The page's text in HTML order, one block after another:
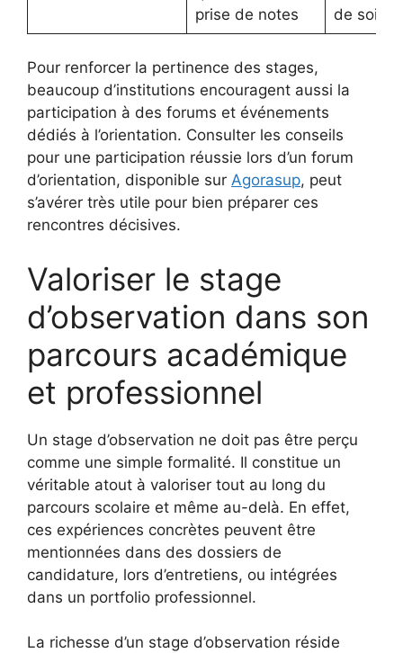
prise de notes
de soi
Pour renforcer la pertinence des stages,
beaucoup d’institutions encouragent aussi la
participation à des forums et événements
dédiés à l’orientation. Consulter les conseils
pour une participation réussie lors d’un forum
d’orientation, disponible sur Agorasup, peut
s’avérer très utile pour bien préparer ces
rencontres décisives.
Valoriser le stage
d’observation dans son
parcours académique
et professionnel
Un stage d’observation ne doit pas être perçu
comme une simple formalité. Il constitue un
véritable atout à valoriser tout au long du
parcours scolaire et même au-delà. En effet,
ces expériences concrètes peuvent être
mentionnées dans des dossiers de
candidature, lors d’entretiens, ou intégrées
dans un portfolio professionnel.
La richesse d’un stage d’observation réside